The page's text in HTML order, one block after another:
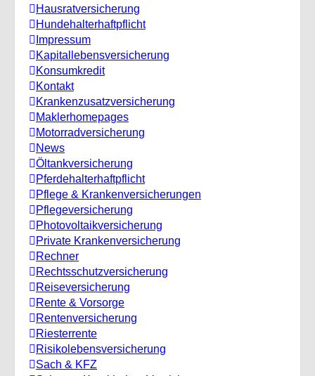
Hausratversicherung
Hundehalterhaftpflicht
Impressum
Kapitallebensversicherung
Konsumkredit
Kontakt
Krankenzusatzversicherung
Maklerhomepages
Motorradversicherung
News
Öltankversicherung
Pferdehalterhaftpflicht
Pflege & Krankenversicherungen
Pflegeversicherung
Photovoltaikversicherung
Private Krankenversicherung
Rechner
Rechtsschutzversicherung
Reiseversicherung
Rente & Vorsorge
Rentenversicherung
Riesterrente
Risikolebensversicherung
Sach & KFZ